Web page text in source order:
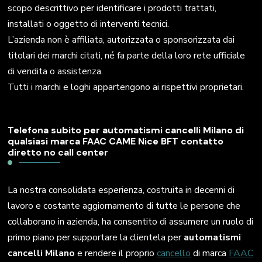
scopo descrittivo per identificare i prodotti trattati,
installati o oggetto di interventi tecnici.
L’azienda non è affiliata, autorizzata o sponsorizzata dai
titolari dei marchi citati, né fa parte della loro rete ufficiale
di vendita o assistenza.
Tutti i marchi e loghi appartengono ai rispettivi proprietari.
Telefona subito per automatismi cancelli Milano di
qualsiasi marca FAAC CAME Nice BFT contatto
diretto no call center
La nostra consolidata esperienza, costruita in decenni di
lavoro e costante aggiornamento di tutte le persone che
collaborano in azienda, ha consentito di assumere un ruolo di
primo piano per supportare la clientela perautomatismi
cancelli Milano e rendere il propriocancello di marca FAAC